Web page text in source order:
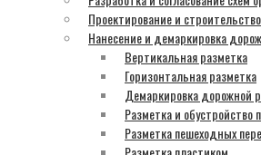
Проектирование и
Нанесение и демаркировка
Вертикальная разметка
Горизонтальная разметка
Демаркировка дорожной
Разметка и обустройство
Разметка пешеходных